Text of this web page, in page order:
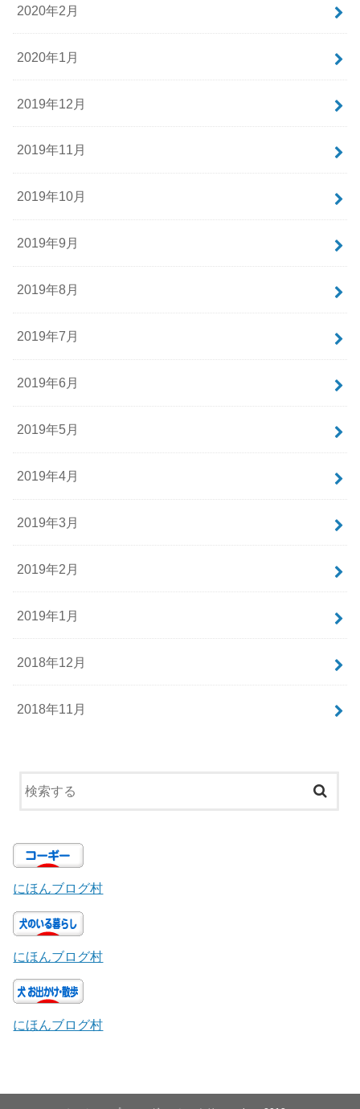
2020年2月
2020年1月
2019年12月
2019年11月
2019年10月
2019年9月
2019年8月
2019年7月
2019年6月
2019年5月
2019年4月
2019年3月
2019年2月
2019年1月
2018年12月
2018年11月
にほんブログ村
にほんブログ村
にほんブログ村